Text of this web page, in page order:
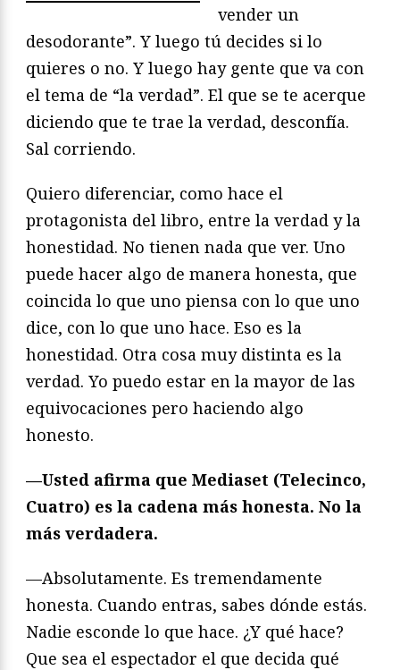
vender un
desodorante”. Y luego tú decides si lo
quieres o no. Y luego hay gente que va con
el tema de “la verdad”. El que se te acerque
diciendo que te trae la verdad, desconfía.
Sal corriendo.
Quiero diferenciar, como hace el
protagonista del libro, entre la verdad y la
honestidad. No tienen nada que ver. Uno
puede hacer algo de manera honesta, que
coincida lo que uno piensa con lo que uno
dice, con lo que uno hace. Eso es la
honestidad. Otra cosa muy distinta es la
verdad. Yo puedo estar en la mayor de las
equivocaciones pero haciendo algo
honesto.
—Usted afirma que Mediaset (Telecinco,
Cuatro) es la cadena más honesta. No la
más verdadera.
—Absolutamente. Es tremendamente
honesta. Cuando entras, sabes dónde estás.
Nadie esconde lo que hace. ¿Y qué hace?
Que sea el espectador el que decida qué